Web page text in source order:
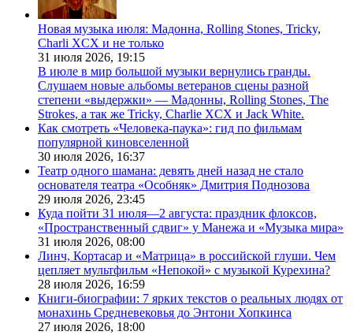
Новая музыка июля: Мадонна, Rolling Stones, Tricky,
Charli XCX и не только
31 июля 2026, 19:15
В июле в мир большой музыки вернулись гранды.
Слушаем новые альбомы ветеранов сцены разной
степени «выдержки» — Мадонны, Rolling Stones, The
Strokes, а так же Tricky, Charlie XCX и Jack White.
Как смотреть «Человека-паука»: гид по фильмам
популярной киновселенной
30 июля 2026, 16:37
Театр одного шамана: девять дней назад не стало
основателя театра «Особняк» Дмитрия Поднозова
29 июля 2026, 23:45
Куда пойти 31 июля—2 августа: праздник флоксов,
«Пространственный сдвиг» у Манежа и «Музыка мира»
31 июля 2026, 08:00
Линч, Кортасар и «Матрица» в российской глуши. Чем
цепляет мультфильм «Непокой» с музыкой Курехина?
28 июля 2026, 16:59
Книги-биографии: 7 ярких текстов о реальных людях от
монахинь Средневековья до Энтони Хопкинса
27 июля 2026, 18:00